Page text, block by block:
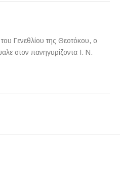
Ραφήνας
Γενεθλίου της Θεοτόκου, ο
στον πανηγυρίζοντα Ι. Ν.